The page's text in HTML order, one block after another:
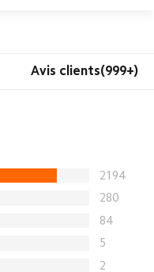
Avis clients(999+)
2194
280
84
5
2